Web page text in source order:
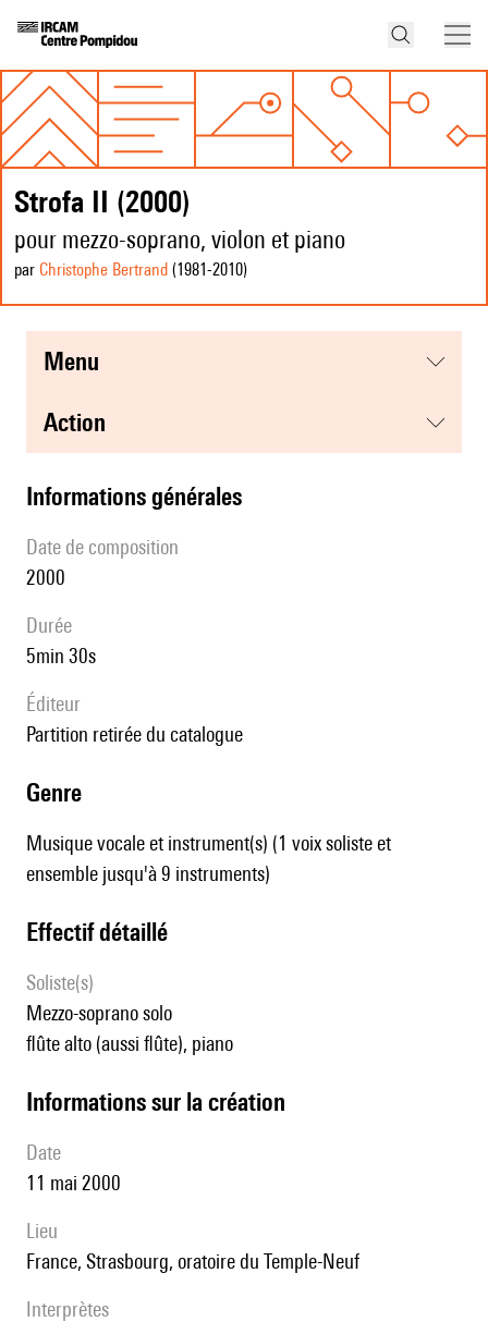
Strofa II (2000)
pour mezzo-soprano, violon et piano
par Christophe Bertrand (1981-2010)
menu
action
informations générales
date de composition
2000
durée
5min 30s
éditeur
partition retirée du catalogue
genre
Musique vocale et instrument(s) (1 voix soliste et
ensemble jusqu'à 9 instruments)
effectif détaillé
Soliste(s)
mezzo-soprano solo
flûte alto (aussi flûte), piano
informations sur la création
date
11 mai 2000
lieu
France, Strasbourg, oratoire du Temple-Neuf
interprètes